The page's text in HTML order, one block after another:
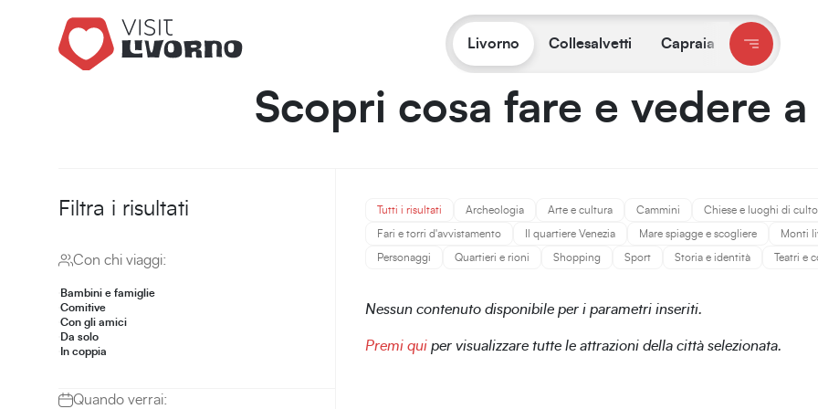
Livorno Collesalvetti Capraia
Scopri cosa fare e vedere
Filtra i risultati
Con chi viaggi:
Bambini e famiglie
Comitive
Con gli amici
Da solo
In coppia
Quando verrai:
Tutti i risultati Archeologia Arte e cultura Cammini Chiese e luoghi di culto
Fari e torri d'avvistamento Il quartiere Venezia Mare spiagge e scogliere Monti
Personaggi Quartieri e rioni Shopping Sport Storia e identità Teatri e
Nessun contenuto disponibile per i parametri inseriti.
Premi qui per visualizzare tutte le attrazioni della città selezionata.